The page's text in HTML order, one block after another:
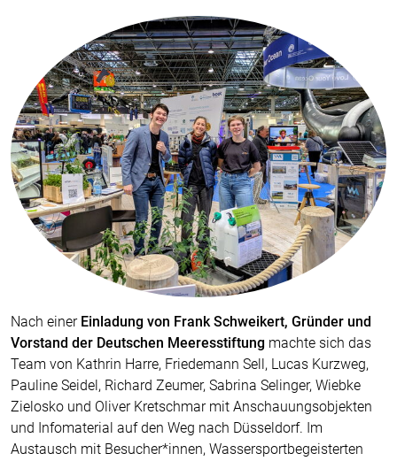
Nach einer Einladung von Frank Schweikert, Gründer und
Vorstand der Deutschen Meeresstiftung machte sich das
Team von Kathrin Harre, Friedemann Sell, Lucas Kurzweg,
Pauline Seidel, Richard Zeumer, Sabrina Selinger, Wiebke
Zielosko und Oliver Kretschmar mit Anschauungsobjekten
und Infomaterial auf den Weg nach Düsseldorf. Im
Austausch mit Besucher*innen, Wassersportbegeisterten